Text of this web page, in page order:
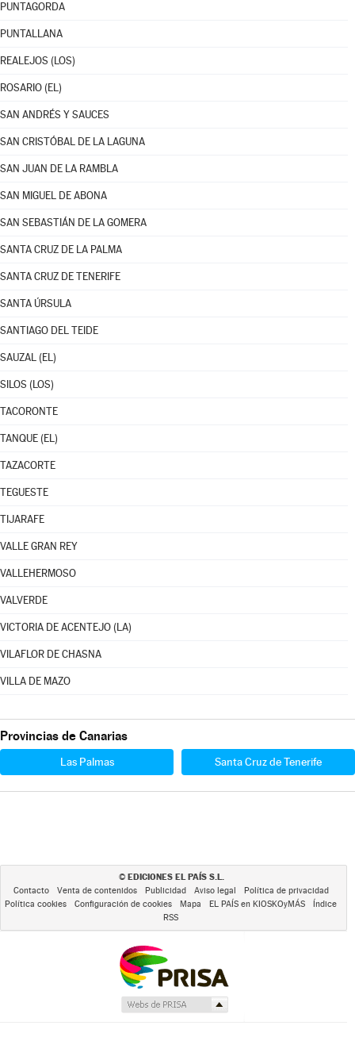
PUNTAGORDA
PUNTALLANA
REALEJOS (LOS)
ROSARIO (EL)
SAN ANDRÉS Y SAUCES
SAN CRISTÓBAL DE LA LAGUNA
SAN JUAN DE LA RAMBLA
SAN MIGUEL DE ABONA
SAN SEBASTIÁN DE LA GOMERA
SANTA CRUZ DE LA PALMA
SANTA CRUZ DE TENERIFE
SANTA ÚRSULA
SANTIAGO DEL TEIDE
SAUZAL (EL)
SILOS (LOS)
TACORONTE
TANQUE (EL)
TAZACORTE
TEGUESTE
TIJARAFE
VALLE GRAN REY
VALLEHERMOSO
VALVERDE
VICTORIA DE ACENTEJO (LA)
VILAFLOR DE CHASNA
VILLA DE MAZO
Provincias de Canarias
Las Palmas Santa Cruz de Tenerife
© EDICIONES EL PAÍS S.L.
Contacto Venta de contenidos Publicidad Aviso legal
Política de privacidad
Política cookies
Configuración de cookies Mapa EL PAÍS en KIOSKOyMÁS
Índice
RSS